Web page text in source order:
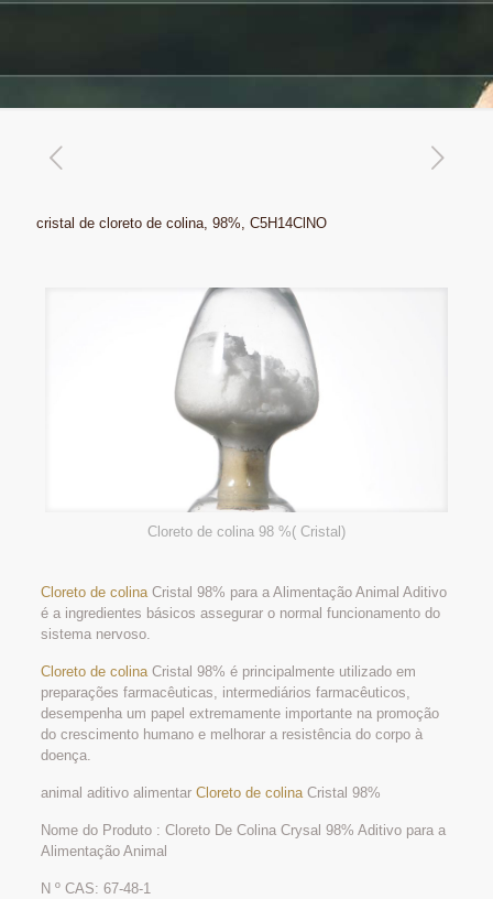
cristal de cloreto de colina, 98%, C5H14ClNO
Cloreto de colina 98 %( Cristal)
Cloreto de colinaCristal 98% para a Alimentação Animal Aditivo
é a ingredientes básicos assegurar o normal funcionamento do
sistema nervoso.
Cloreto de colinaCristal 98% é principalmente utilizado em
preparações farmacêuticas, intermediários farmacêuticos,
desempenha um papel extremamente importante na promoção
do crescimento humano e melhorar a resistência do corpo à
doença.
animal aditivo alimentar Cloreto de colinaCristal 98%
Nome do Produto : Cloreto De Colina Crysal 98% Aditivo para a
Alimentação Animal
N º CAS: 67-48-1